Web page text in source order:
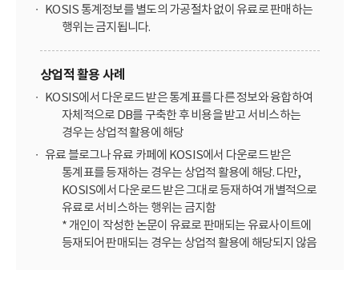
KOSIS 통계정보를 별도의 가공절차 없이 유료로 판매하는
행위는 금지됩니다.
상업적 활용 사례
KOSIS에서 다운로드 받은 통계표를 다른 정보와 융합하여
자체적으로 DB를 구축한 후 비용을 받고 서비스하는
경우는 상업적 활용에 해당
유료 블로그나 유료 카페에 KOSIS에서 다운로드 받은
통계표를 등재하는 경우는 상업적 활용에 해당. 다만,
KOSIS에서 다운로드 받은 그대로 등재하여 개별적으로
유료로 서비스하는 행위는 금지함
* 개인이 작성한 논문이 유료로 판매되는 유료사이트에
등재되어 판매되는 경우는 상업적 활용에 해당되지 않음